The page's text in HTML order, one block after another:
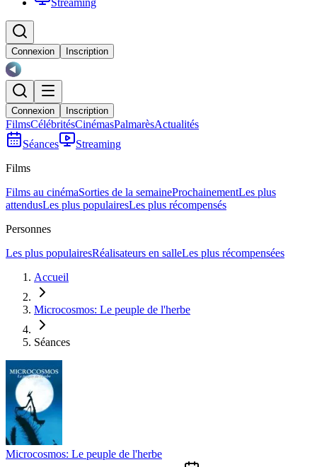
Streaming
Connexion Inscription
Connexion Inscription
FilmsCélébritésCinémasPalmarèsActualités
Séances
Streaming
Films
Films au cinémaSorties de la semaineProchainementLes plus
attendusLes plus populairesLes plus récompensés
Personnes
Les plus populairesRéalisateurs en salleLes plus récompensées
Accueil
Microcosmos: Le peuple de l'herbe
Séances
Microcosmos: Le peuple de l'herbe